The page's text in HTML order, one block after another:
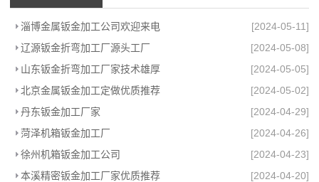
淄博金属钣金加工公司欢迎来电
[2024-05-11]
辽源钣金折弯加工厂源头工厂
[2024-05-08]
山东钣金折弯加工厂家技术雄厚
[2024-05-05]
北京金属钣金加工定做优质推荐
[2024-05-02]
丹东钣金加工厂家
[2024-04-29]
菏泽机箱钣金加工厂
[2024-04-26]
徐州机箱钣金加工公司
[2024-04-23]
本溪精密钣金加工厂家优质推荐
[2024-04-20]